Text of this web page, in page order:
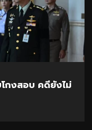
กงสอบ คดียังไม่